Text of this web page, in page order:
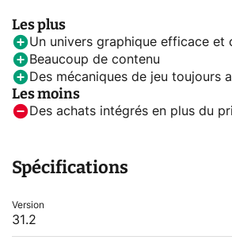
Les plus
Un univers graphique efficace et
Beaucoup de contenu
Des mécaniques de jeu toujours
Les moins
Des achats intégrés en plus du
Spécifications
Version
31.2